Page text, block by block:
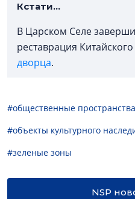
Кстати...
В Царском Селе
реставрация Китайского
дворца.
#общественные пространства
#объекты культурного
#зеленые зоны
NSP